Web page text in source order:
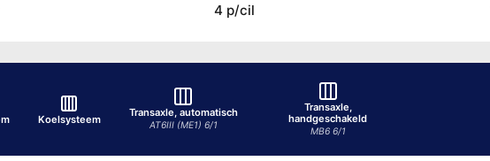
4 p/cil
Koelsysteem
Transaxle, automatisch
AT6III (ME1) 6/1
Transaxle,
handgeschakeld
MB6 6/1